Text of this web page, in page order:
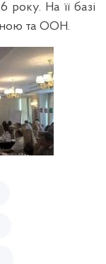
року. На її базі
та ООН.